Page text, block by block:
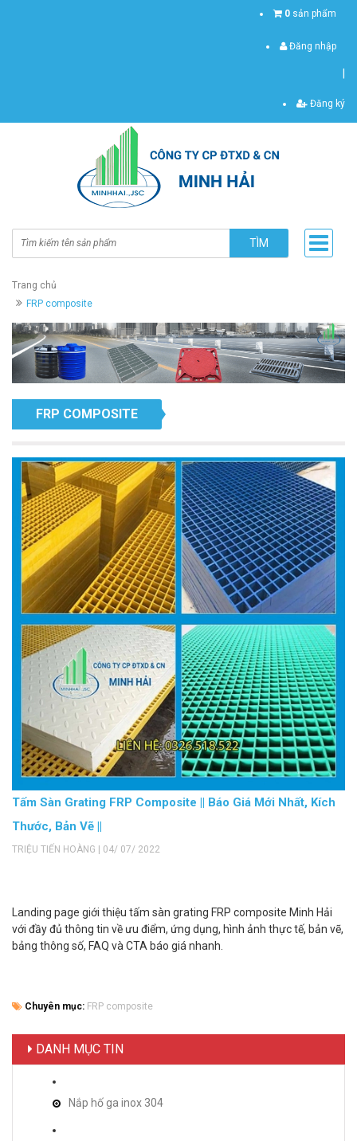
0 sản phẩm
Đăng nhập
Đăng ký
TÌM
Trang chủ
FRP composite
FRP COMPOSITE
Tấm Sàn Grating FRP Composite || Báo Giá Mới Nhất, Kích
Thước, Bản Vẽ ||
TRIỆU TIẾN HOÀNG | 04/ 07/ 2022
Landing page giới thiệu tấm sàn grating FRP composite Minh Hải
với đầy đủ thông tin về ưu điểm, ứng dụng, hình ảnh thực tế, bản vẽ,
bảng thông số, FAQ và CTA báo giá nhanh.
Chuyên mục: FRP composite
DANH MỤC TIN
Nắp hố ga inox 304